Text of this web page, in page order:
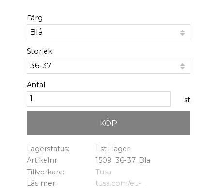
Färg
Storlek
Antal
st
KÖP
Lagerstatus
1 st i lager
Artikelnr
1509_36-37_Bla
Tillverkare
Tusa
Läs mer
tusa.com/eu-